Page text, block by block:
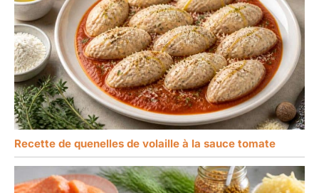
Recette de quenelles de volaille à la sauce tomate